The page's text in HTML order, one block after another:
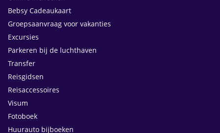
Bebsy Cadeaukaart
Groepsaanvraag voor vakanties
Excursies
Parkeren bij de luchthaven
Transfer
Reisgidsen
Reisaccessoires
Visum
Fotoboek
Huurauto bijboeken